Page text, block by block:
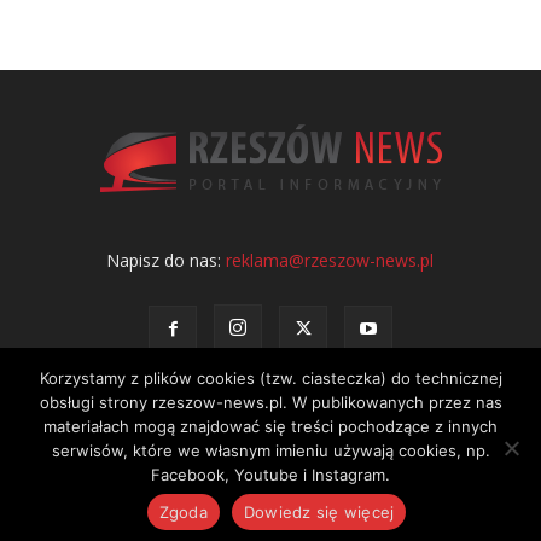
Napisz do nas:reklama@rzeszow-news.pl
Kontakt Polityka prywatności Regulamin portalu
© NEWS Sp. z o.o. - wydawca portalu Rzeszów News. Wszystkie prawa
zastrzeżone. Tel.: 601 97 55 30
Korzystamy z plików cookies (tzw. ciasteczka) do technicznej
obsługi strony rzeszow-news.pl. W publikowanych przez nas
materiałach mogą znajdować się treści pochodzące z innych
serwisów, które we własnym imieniu używają cookies, np.
Facebook, Youtube i Instagram.
Zgoda
Dowiedz się więcej